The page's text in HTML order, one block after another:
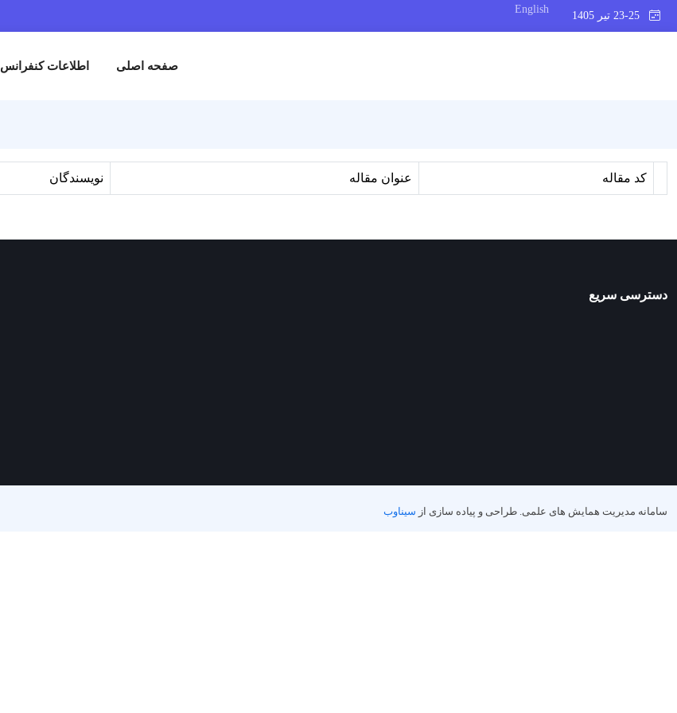
English
صفحه اصلی اطلاعات کنفرانس
کد مقاله عنوان مقاله نویسندگان
دسترسی سریع
سامانه مدیریت همایش های علمی. طراحی و پیاده سازی از سیناوب